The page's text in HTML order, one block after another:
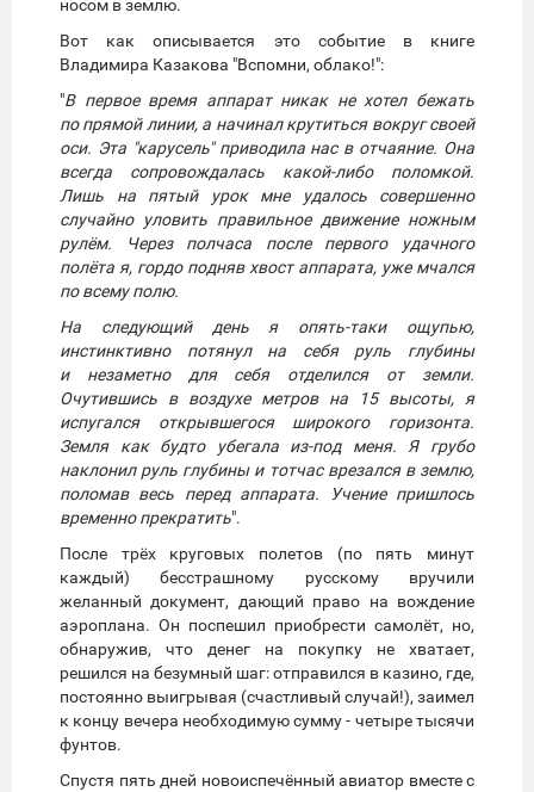
носом в землю.
Вот как описывается это событие в книге
Владимира Казакова "Вспомни, облако!":
"В первое время аппарат никак не хотел бежать
по прямой линии, а начинал крутиться вокруг своей
оси. Эта "карусель" приводила нас в отчаяние. Она
всегда сопровождалась какой-либо поломкой.
Лишь на пятый урок мне удалось совершенно
случайно уловить правильное движение ножным
рулём. Через полчаса после первого удачного
полёта я, гордо подняв хвост аппарата, уже мчался
по всему полю.
На следующий день я опять-таки ощупью,
инстинктивно потянул на себя руль глубины
и незаметно для себя отделился от земли.
Очутившись в воздухе метров на 15 высоты, я
испугался открывшегося широкого горизонта.
Земля как будто убегала из-под меня. Я грубо
наклонил руль глубины и тотчас врезался в землю,
поломав весь перед аппарата. Учение пришлось
временно прекратить".
После трёх круговых полетов (по пять минут
каждый) бесстрашному русскому вручили
желанный документ, дающий право на вождение
аэроплана. Он поспешил приобрести самолёт, но,
обнаружив, что денег на покупку не хватает,
решился на безумный шаг: отправился в казино, где,
постоянно выигрывая (счастливый случай!), заимел
к концу вечера необходимую сумму - четыре тысячи
фунтов.
Спустя пять дней новоиспечённый авиатор вместе с